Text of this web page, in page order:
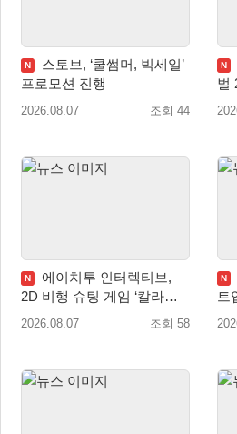
N
스토브, ‘쿨썸머, 빅세일’
프로모션 진행
2026.08.07 조회 44
N
벌
막
N
에이치투 인터렉티브,
2D 비행 슈팅 게임 ‘칼라드
리우스2/다크 엘레멘트’ 올
2026.08.07 조회 58
N
트
치